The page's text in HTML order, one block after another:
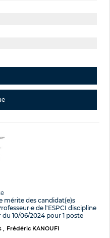
mérite des candidat(e)s
de l'ESPCI discipline
10/06/2024 pour 1 poste
Frédéric KANOUFI